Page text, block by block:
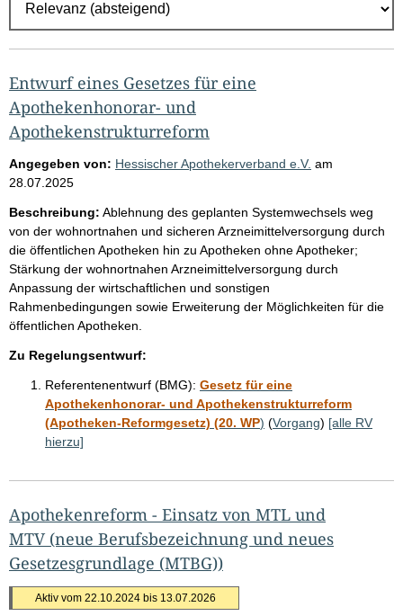
g
e
b
n
i
s
s
e
p
r
o
S
e
i
Entwurf eines Gesetzes für eine
Apothekenhonorar- und
Apothekenstrukturreform
Angegeben von: Hessischer Apothekerverband e.V. am
28.07.2025
Beschreibung: Ablehnung des geplanten Systemwechsels weg
von der wohnortnahen und sicheren Arzneimittelversorgung durch
die öffentlichen Apotheken hin zu Apotheken ohne Apotheker;
Stärkung der wohnortnahen Arzneimittelversorgung durch
Anpassung der wirtschaftlichen und sonstigen
Rahmenbedingungen sowie Erweiterung der Möglichkeiten für die
öffentlichen Apotheken.
Zu Regelungsentwurf:
Referentenentwurf (BMG): Gesetz für eine
Apothekenhonorar- und Apothekenstrukturreform
(Apotheken-Reformgesetz) (20. WP) (Vorgang) [alle RV
hierzu]
Apothekenreform - Einsatz von MTL und
MTV (neue Berufsbezeichnung und neues
Gesetzesgrundlage (MTBG))
Aktiv vom 22.10.2024 bis 13.07.2026